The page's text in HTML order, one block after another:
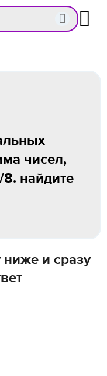
чисел,
найдите
и сразу